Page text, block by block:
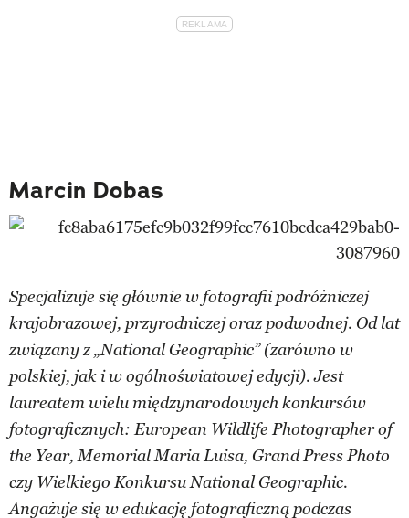
Marcin Dobas
Specjalizuje się głównie w fotografii podróżniczej
krajobrazowej, przyrodniczej oraz podwodnej. Od lat
związany z „National Geographic” (zarówno w
polskiej, jak i w ogólnoświatowej edycji). Jest
laureatem wielu międzynarodowych konkursów
fotograficznych: European Wildlife Photographer of
the Year, Memorial Maria Luisa, Grand Press Photo
czy Wielkiego Konkursu National Geographic.
Angażuje się w edukację fotograficzną podczas